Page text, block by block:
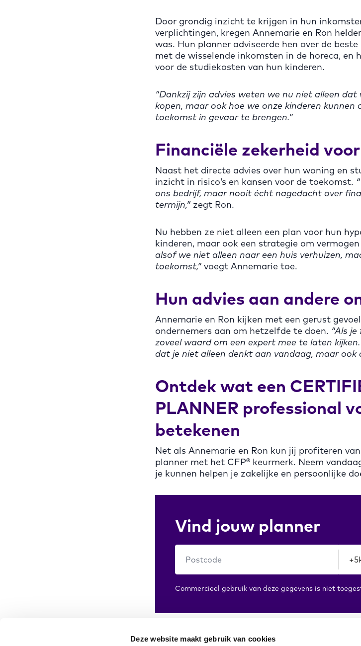
Deze website maakt gebruik van cookies
Door grondig inzicht te krijgen in hun
verplichtingen, kregen Annemarie en Ron
was. Hun planner adviseerde hen over de
met de wisselende inkomsten in de horeca, en
voor de studiekosten van hun kinderen.
“Dankzij zijn advies weten we nu niet alleen
kopen, maar ook hoe we onze kinderen kunnen
toekomst in gevaar te brengen.”
Financiële zekerheid
Naast het directe advies over hun woning en
inzicht in risico’s en kansen voor de toekomst.
ons bedrijf, maar nooit écht nagedacht over
termijn,” zegt Ron.
Nu hebben ze niet alleen een plan voor hun
kinderen, maar ook een strategie om
alsof we niet alleen naar een huis verhuizen,
toekomst,” voegt Annemarie toe.
Hun advies aan andere
Annemarie en Ron kijken met een gerust
ondernemers aan om hetzelfde te doen. “Als
zoveel waard om een expert mee te laten
dat je niet alleen denkt aan vandaag, maar ook
Ontdek wat een
PLANNER professional
betekenen
Net als Annemarie en Ron kun jij profiteren
planner met het CFP® keurmerk. Neem
je kunnen helpen je zakelijke en persoonlijke
Vind jouw planner
Commercieel gebruik van deze gegevens is niet